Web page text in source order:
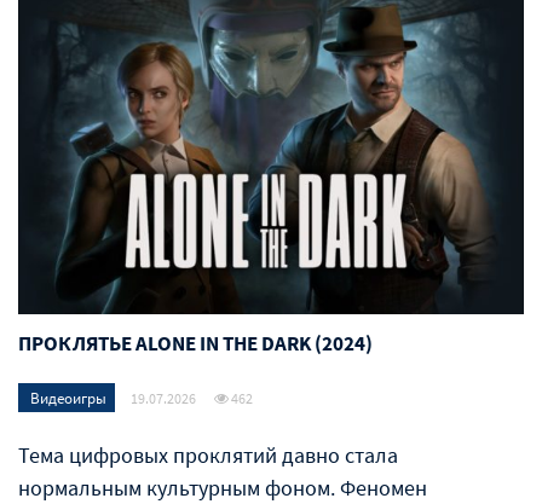
ПРОКЛЯТЬЕ ALONE IN THE DARK (2024)
Видеоигры 19.07.2026 462
Тема цифровых проклятий давно стала
нормальным культурным фоном. Феномен